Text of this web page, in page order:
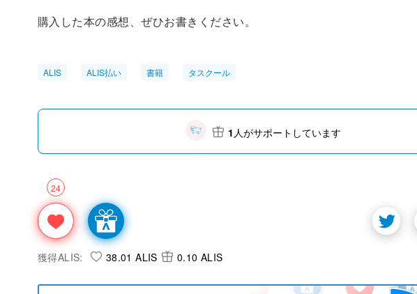
購入した本の感想、ぜひお書きください。
ALIS ALIS払い 書籍 タスクール
24
1 人がサポートしています
獲得ALIS: 38.01 ALIS 0.10 ALIS